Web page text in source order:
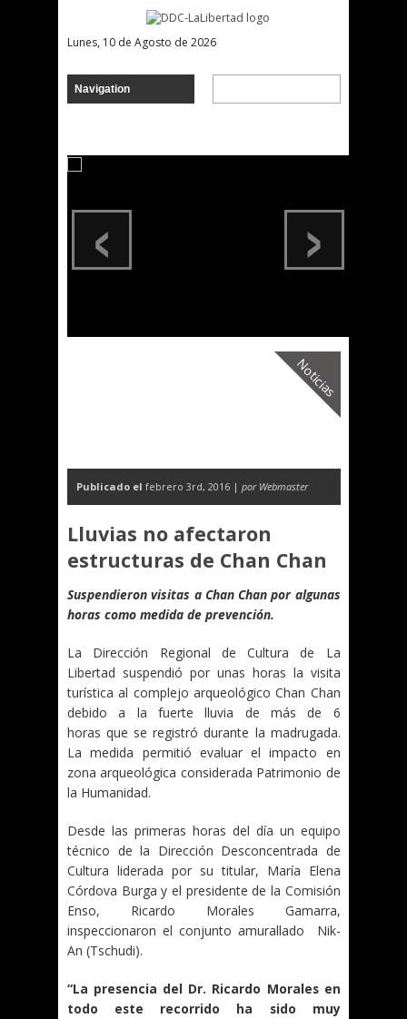
Lunes, 10 de Agosto de 2026
›
‹
Noticias
Publicado el febrero 3rd, 2016 | por Webmaster
Lluvias no afectaron
estructuras de Chan Chan
Suspendieron visitas a Chan Chan por algunas
horas como medida de prevención.
La Dirección Regional de Cultura de La
Libertad suspendió por unas horas la visita
turística al complejo arqueológico Chan Chan
debido a la fuerte lluvia de más de 6
horas que se registró durante la madrugada.
La medida permitió evaluar el impacto en
zona arqueológica considerada Patrimonio de
la Humanidad.
Desde las primeras horas del día un equipo
técnico de la Dirección Desconcentrada de
Cultura liderada por su titular, María Elena
Córdova Burga y el presidente de la Comisión
Enso, Ricardo Morales Gamarra,
inspeccionaron el conjunto amurallado Nik-
An (Tschudi).
“La presencia del Dr. Ricardo Morales en
todo este recorrido ha sido muy